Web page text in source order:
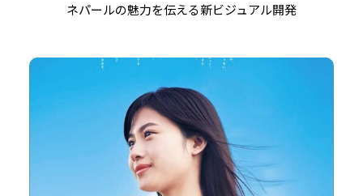
ネパールの魅力を伝える新ビジュアル開発